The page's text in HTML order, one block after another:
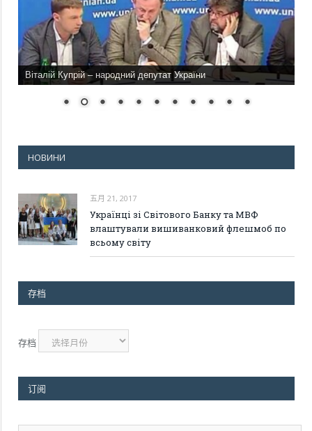
Віталій Купрій – народний депутат України
НОВИНИ
五月 21, 2017
Українці зі Світового Банку та МВФ
влаштували вишиванковий флешмоб по
всьому світу
存档
存档
订阅